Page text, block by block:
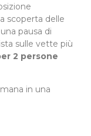
scoperta delle
pausa di
sulle vette più
2 persone
in una